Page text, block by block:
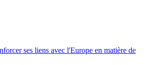
ses liens avec l'Europe en matière de